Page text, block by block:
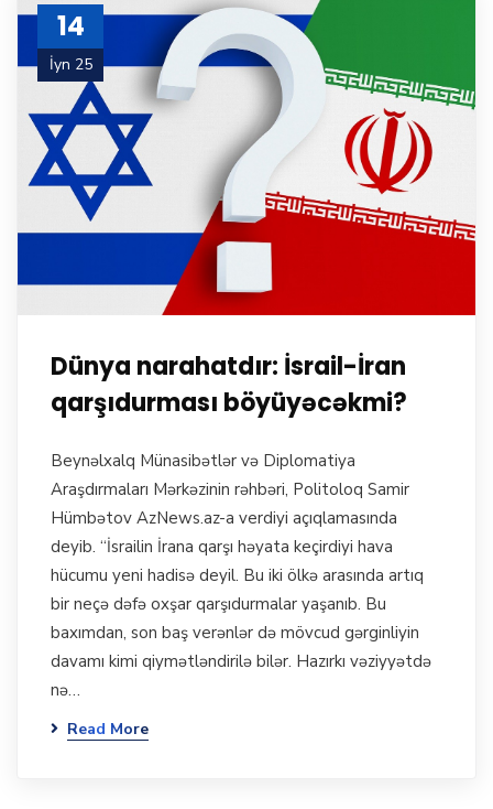
14
İyn 25
Dünya narahatdır: İsrail-İran
qarşıdurması böyüyəcəkmi?
Beynəlxalq Münasibətlər və Diplomatiya
Araşdırmaları Mərkəzinin rəhbəri, Politoloq Samir
Hümbətov AzNews.az-a verdiyi açıqlamasında
deyib. “İsrailin İrana qarşı həyata keçirdiyi hava
hücumu yeni hadisə deyil. Bu iki ölkə arasında artıq
bir neçə dəfə oxşar qarşıdurmalar yaşanıb. Bu
baxımdan, son baş verənlər də mövcud gərginliyin
davamı kimi qiymətləndirilə bilər. Hazırkı vəziyyətdə
nə…
Read More